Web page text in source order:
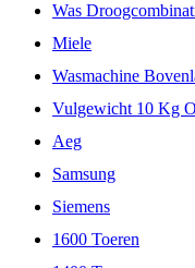
Was
Miele
Wasmachine
Vulgewicht 10 Kg
Aeg
Samsung
Siemens
1600 Toeren